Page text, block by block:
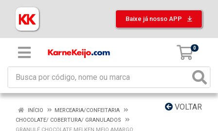
Baixe já nosso APP
0
VOLTAR
INÍCIO
MERCEARIA/CONFEITARIA
CHOCOLATE/ COBERTURA/ GRANULADOS